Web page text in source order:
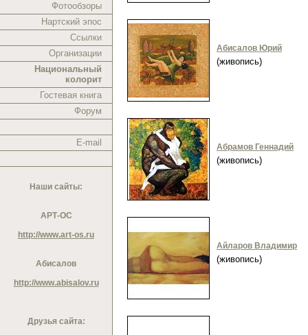
Фотообзоры
Нартский эпос
Ссылки
Организации
Национальный
колорит
Гостевая книга
Форум
E-mail
Наши сайты:
АРТ-ОС
http://www.art-os.ru
Абисалов
http://www.abisalov.ru
Друзья сайта:
Абисалов Юрий
(живопись)
Абрамов Геннадий
(живопись)
Айларов Владимир
(живопись)